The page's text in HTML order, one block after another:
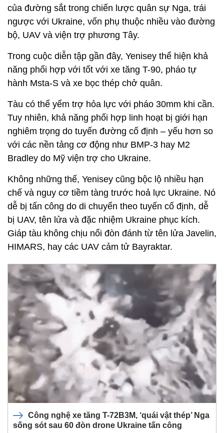
của đường sắt trong chiến lược quân sự Nga, trái
ngược với Ukraine, vốn phụ thuộc nhiều vào đường
bộ, UAV và viện trợ phương Tây.
Trong cuộc diễn tập gần đây, Yenisey thể hiện khả
năng phối hợp với tốt với xe tăng T-90, pháo tự
hành Msta-S và xe bọc thép chở quân.
Tàu có thể yểm trợ hỏa lực với pháo 30mm khi cần.
Tuy nhiên, khả năng phối hợp linh hoạt bị giới hạn
nghiêm trọng do tuyến đường cố định – yếu hơn so
với các nền tảng cơ động như BMP-3 hay M2
Bradley do Mỹ viện trợ cho Ukraine.
Không những thế, Yenisey cũng bộc lộ nhiều hạn
chế và nguy cơ tiềm tàng trước hoả lực Ukraine. Nó
dễ bị tấn công do di chuyển theo tuyến cố định, dễ
bị UAV, tên lửa và đặc nhiệm Ukraine phục kích.
Giáp tàu không chịu nổi đòn đánh từ tên lửa Javelin,
HIMARS, hay các UAV cảm tử Bayraktar.
Công nghệ xe tăng T-72B3M, ‘quái vật thép’ Nga
sống sót sau 60 đòn drone Ukraine tấn công